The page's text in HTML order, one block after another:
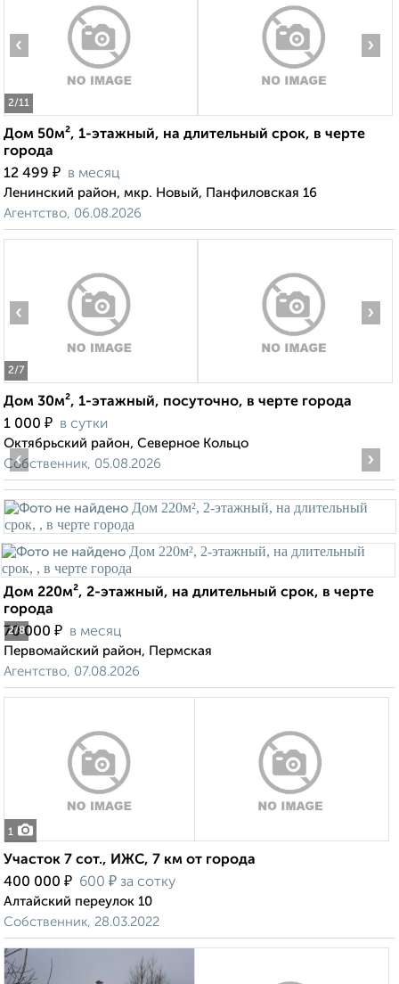
2/11
‹ ›
Дом 50м², 1-этажный, на длительный срок, в черте
города
12 499 ₽ в месяц
Ленинский район, мкр. Новый, Панфиловская 16
Агентство, 06.08.2026
2/7
‹ ›
Дом 30м², 1-этажный, посуточно, в черте города
1 000 ₽ в сутки
Октябрьский район, Северное Кольцо
Собственник, 05.08.2026
2/8
‹ ›
Дом 220м², 2-этажный, на длительный срок, в черте
города
70 000 ₽ в месяц
Первомайский район, Пермская
Агентство, 07.08.2026
1
Участок 7 сот., ИЖС, 7 км от города
400 000 ₽ 600 ₽ за сотку
Алтайский переулок 10
Собственник, 28.03.2022